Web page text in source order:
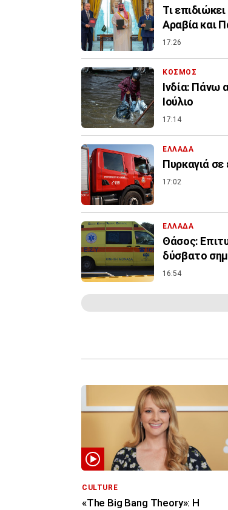
Τι
Αραβία και
17:26
ΚΟΣΜΟΣ
Ινδία: Πάνω
Ιούλιο
17:14
ΕΛΛΑΔΑ
Πυρκαγιά
17:02
ΕΛΛΑΔΑ
Θάσος:
δύσβατο
16:54
CULTURE
«The Big Bang Theory»: Η